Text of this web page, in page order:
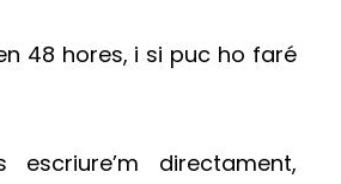
48 hores, i si puc ho faré
escriure’m directament,